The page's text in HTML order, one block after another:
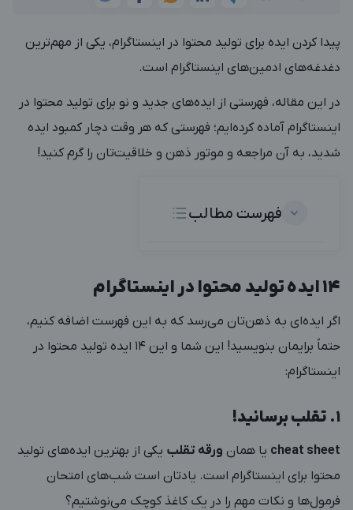
پیدا کردن ایده برای تولید محتوا در اینستاگرام، یکی از مهم‌ترین
دغدغه‌های ادمین‌های اینستاگرام است.
در این مقاله، فهرستی از ایده‌های جدید و نو برای تولید محتوا در
اینستاگرام آماده کرده‌ایم؛ فهرستی که هر وقت دچار کمبود ایده
شدید، به آن مراجعه و موتور ذهن‌ و خلاقیت‌تان را گرم کنید!
فهرست مطالب
۱۴ ایده تولید محتوا در اینستاگرام
اگر ایده‌ای به ذهن‌تان می‌رسد که به این فهرست اضافه کنیم،
حتماً برایمان بنویسید! این شما و این ۱۴ ایده تولید محتوا در
اینستاگرام:
۱. تقلب برسانید!
cheat sheet یا همان ورقه تقلب یکی از بهترین ایده‌های تولید
محتوا برای اینستاگرام است. یادتان است شب‌های امتحان
فرمول‌ها و نکات مهم را در یک کاغذ کوچک می‌نوشتیم؟